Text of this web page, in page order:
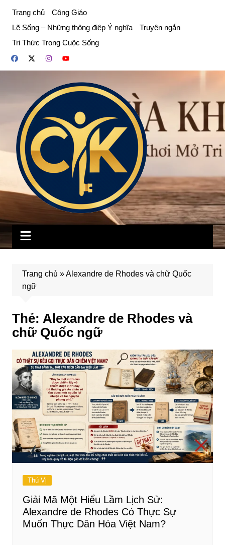
phần
dung
Trang chủ
Công Giáo
Lẽ Sống – Những thông điệp Ý nghĩa
Truyện ngắn
Tri Thức Trong Cuộc Sống
Trang chủ »Alexandre de Rhodes và chữ Quốc
ngữ
Thẻ: Alexandre de Rhodes và
chữ Quốc ngữ
Thú Vị
Giải Mã Một Hiểu Lầm Lịch Sử:
Alexandre de Rhodes Có Thực Sự
Muốn Thực Dân Hóa Việt Nam?